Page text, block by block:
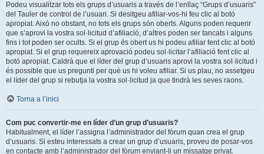
Podeu visualitzar tots els grups d’usuaris a través de l’enllaç “Grups d’usuaris”
del Tauler de control de l’usuari. Si desitgeu afiliar-vos-hi feu clic al botó
apropiat. Això no obstant, no tots els grups són oberts. Alguns poden requerir
que s’aprovi la vostra sol·licitud d’afiliació, d’altres poden ser tancats i alguns
fins i tot poden ser ocults. Si el grup és obert us hi podeu afiliar fent clic al botó
apropiat. Si el grup requereix aprovació podeu sol·licitar l’afiliació fent clic al
botó apropiat. Caldrà que el líder del grup d’usuaris aprovi la vostra sol·licitud i
és possible que us pregunti per què us hi voleu afiliar. Si us plau, no assetgeu
el líder del grup si rebutja la vostra sol·licitud ja que tindrà les seves raons.
Torna a l’inici
Com puc convertir-me en líder d’un grup d’usuaris?
Habitualment, el líder l’assigna l’administrador del fòrum quan crea el grup
d’usuaris. Si esteu interessats a crear un grup d’usuaris, proveu de posar-vos
en contacte amb l’administrador del fòrum enviant-li un missatge privat.